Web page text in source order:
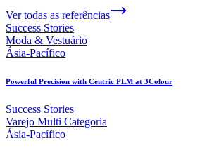
Ver todas as referências
Success Stories
Moda & Vestuário
Ásia-Pacífico
Powerful Precision with Centric PLM at 3Colour
Success Stories
Varejo Multi Categoria
Ásia-Pacífico